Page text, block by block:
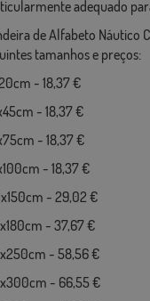
adequado
de Alfabeto Náutico
tamanhos e preços:
- 18,37 €
- 18,37 €
- 18,37 €
- 18,37 €
- 29,02 €
- 37,67 €
- 58,56 €
- 66,55 €